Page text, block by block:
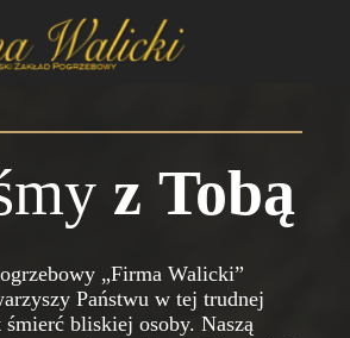
z Tobą
„Firma Walicki”
Państwu w tej trudnej
bliskiej osoby. Naszą